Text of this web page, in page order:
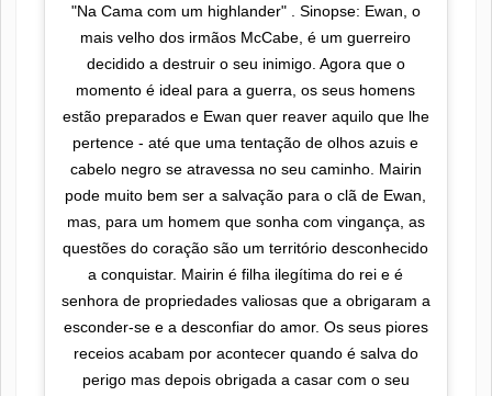
"Na Cama com um highlander" . Sinopse: Ewan, o
mais velho dos irmãos McCabe, é um guerreiro
decidido a destruir o seu inimigo. Agora que o
momento é ideal para a guerra, os seus homens
estão preparados e Ewan quer reaver aquilo que lhe
pertence - até que uma tentação de olhos azuis e
cabelo negro se atravessa no seu caminho. Mairin
pode muito bem ser a salvação para o clã de Ewan,
mas, para um homem que sonha com vingança, as
questões do coração são um território desconhecido
a conquistar. Mairin é filha ilegítima do rei e é
senhora de propriedades valiosas que a obrigaram a
esconder-se e a desconfiar do amor. Os seus piores
receios acabam por acontecer quando é salva do
perigo mas depois obrigada a casar com o seu